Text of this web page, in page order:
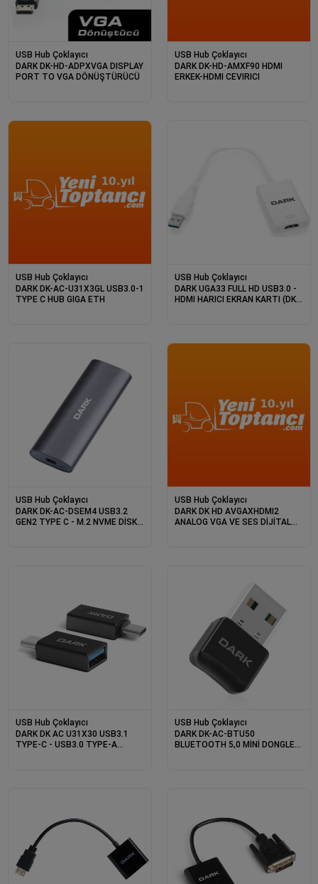
USB Hub Çoklayıcı
DARK DK-HD-ADPXVGA DISPLAY
PORT TO VGA DÖNÜŞTÜRÜCÜ
USB Hub Çoklayıcı
DARK DK-HD-AMXF90 HDMI
ERKEK-HDMI CEVIRICI
USB Hub Çoklayıcı
DARK DK-AC-U31X3GL USB3.0-1
TYPE C HUB GIGA ETH
USB Hub Çoklayıcı
DARK UGA33 FULL HD USB3.0 -
HDMI HARICI EKRAN KARTI (DK-
USB Hub Çoklayıcı
DARK DK-AC-DSEM4 USB3.2
GEN2 TYPE C - M.2 NVME DİSK
USB Hub Çoklayıcı
DARK DK HD AVGAXHDMI2
ANALOG VGA VE SES DİJİTAL
USB Hub Çoklayıcı
DARK DK AC U31X30 USB3.1
TYPE-C - USB3.0 TYPE-A
USB Hub Çoklayıcı
DARK DK-AC-BTU50
BLUETOOTH 5,0 MİNİ DONGLE